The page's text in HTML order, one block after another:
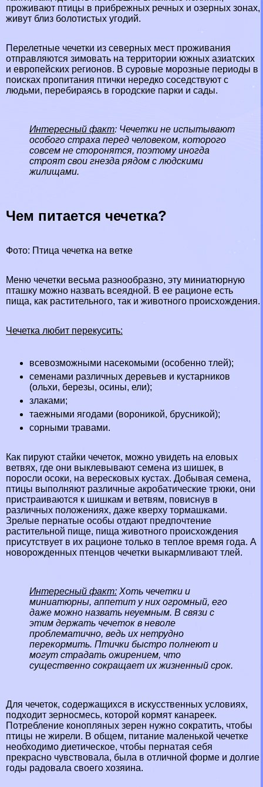
проживают птицы в прибрежных речных и озерных зонах,
живут близ болотистых угодий.
Перелетные чечетки из северных мест проживания
отправляются зимовать на территории южных азиатских
и европейских регионов. В суровые морозные периоды в
поисках пропитания птички нередко соседствуют с
людьми, перебираясь в городские парки и сады.
Интересный факт: Чечетки не испытывают
особого стpaxa перед человеком, которого
совсем не сторонятся, поэтому иногда
строят свои гнезда рядом с людскими
жилищами.
Чем питается чечетка?
Фото: Птица чечетка на ветке
Меню чечетки весьма разнообразно, эту миниатюрную
пташку можно назвать всеядной. В ее рационе есть
пища, как растительного, так и животного происхождения.
Чечетка любит перекусить:
всевозможными насекомыми (особенно тлей);
семенами различных деревьев и кустарников
(ольхи, березы, осины, ели);
злаками;
таежными ягодами (вороникой, брусникой);
сорными травами.
Как пируют стайки чечеток, можно увидеть на еловых
ветвях, где они выклевывают семена из шишек, в
поросли осоки, на вересковых кустах. Добывая семена,
птицы выполняют различные акробатические трюки, они
пристраиваются к шишкам и ветвям, повиснув в
различных положениях, даже кверху тормашками.
Зрелые пернатые особы отдают предпочтение
растительной пище, пища животного происхождения
присутствует в их рационе только в теплое время года. А
новорожденных птенцов чечетки выкармливают тлей.
Интересный факт: Хоть чечетки и
миниатюрны, аппетит у них огромный, его
даже можно назвать неуемным. В связи с
этим держать чечеток в неволе
проблематично, ведь их нетрудно
перекормить. Птички быстро полнеют и
могут страдать ожирением, что
существенно сокращает их жизненный срок.
Для чечеток, содержащихся в искусственных условиях,
подходит зерносмесь, которой кормят канареек.
Потрeбление конопляных зерен нужно сократить, чтобы
птицы не жирели. В общем, питание маленькой чечетке
необходимо диетическое, чтобы пернатая себя
прекрасно чувствовала, была в отличной форме и долгие
годы радовала своего хозяина.